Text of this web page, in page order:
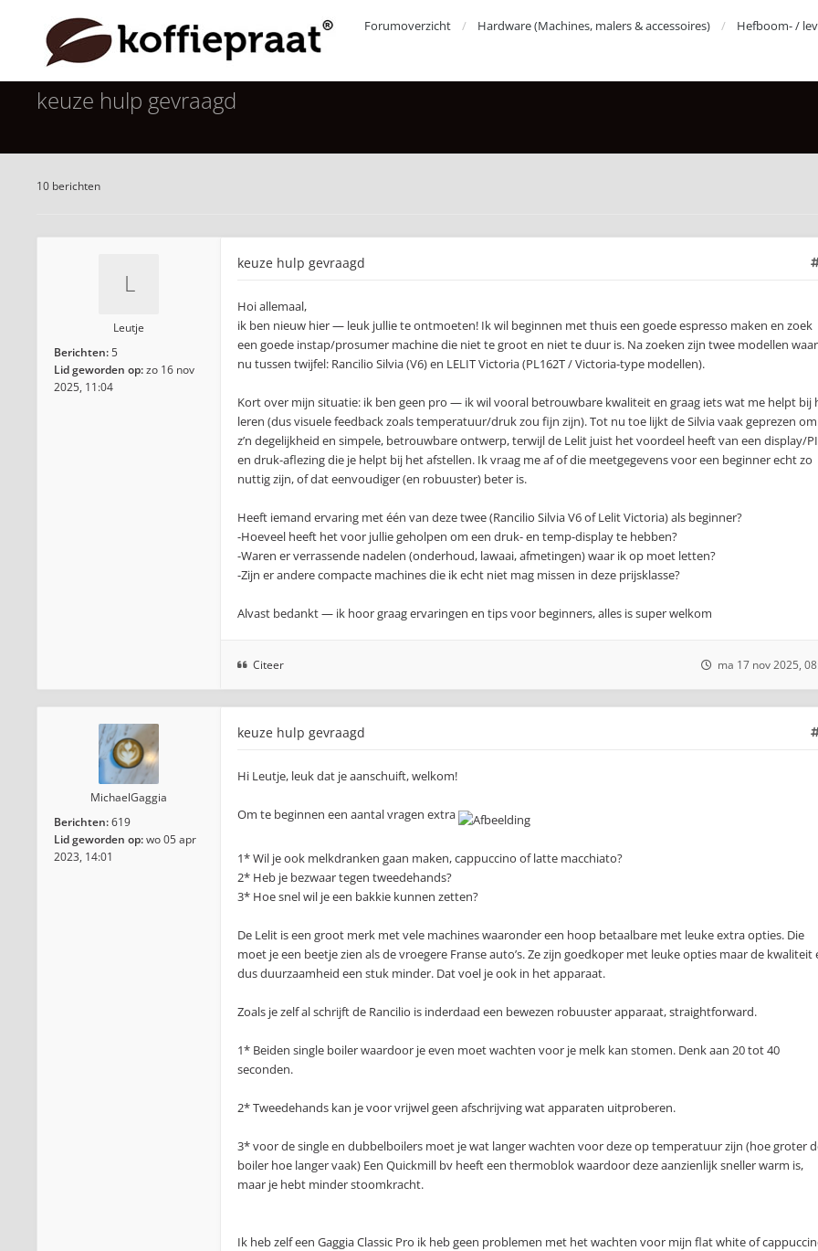
Forumoverzicht Hardware (Machines, malers & accessoires) Hefboom- /
keuze hulp gevraagd
10 berichten
Leutje
Berichten:5
Lid geworden op:zo 16 nov
2025, 11:04
keuze hulp gevraagd
Hoi allemaal,
ik ben nieuw hier — leuk jullie te ontmoeten! Ik wil beginnen met thuis een goede espresso maken en zoek
een goede instap/prosumer machine die niet te groot en niet te duur is. Na zoeken zijn twee modellen
nu tussen twijfel: Rancilio Silvia (V6) en LELIT Victoria (PL162T / Victoria-type modellen).
Kort over mijn situatie: ik ben geen pro — ik wil vooral betrouwbare kwaliteit en graag iets wat me helpt bij
leren (dus visuele feedback zoals temperatuur/druk zou fijn zijn). Tot nu toe lijkt de Silvia vaak geprezen om
z’n degelijkheid en simpele, betrouwbare ontwerp, terwijl de Lelit juist het voordeel heeft van een display/
en druk-aflezing die je helpt bij het afstellen. Ik vraag me af of die meetgegevens voor een beginner echt zo
nuttig zijn, of dat eenvoudiger (en robuuster) beter is.
Heeft iemand ervaring met één van deze twee (Rancilio Silvia V6 of Lelit Victoria) als beginner?
-Hoeveel heeft het voor jullie geholpen om een druk- en temp-display te hebben?
-Waren er verrassende nadelen (onderhoud, lawaai, afmetingen) waar ik op moet letten?
-Zijn er andere compacte machines die ik echt niet mag missen in deze prijsklasse?
Alvast bedankt — ik hoor graag ervaringen en tips voor beginners, alles is super welkom
Citeer ma 17 nov 2025,
MichaelGaggia
Berichten:619
Lid geworden op:wo 05 apr
2023, 14:01
keuze hulp gevraagd
Hi Leutje, leuk dat je aanschuift, welkom!
Om te beginnen een aantal vragen extra
1* Wil je ook melkdranken gaan maken, cappuccino of latte macchiato?
2* Heb je bezwaar tegen tweedehands?
3* Hoe snel wil je een bakkie kunnen zetten?
De Lelit is een groot merk met vele machines waaronder een hoop betaalbare met leuke extra opties. Die
moet je een beetje zien als de vroegere Franse auto’s. Ze zijn goedkoper met leuke opties maar de kwaliteit
dus duurzaamheid een stuk minder. Dat voel je ook in het apparaat.
Zoals je zelf al schrijft de Rancilio is inderdaad een bewezen robuuster apparaat, straightforward.
1* Beiden single boiler waardoor je even moet wachten voor je melk kan stomen. Denk aan 20 tot 40
seconden.
2* Tweedehands kan je voor vrijwel geen afschrijving wat apparaten uitproberen.
3* voor de single en dubbelboilers moet je wat langer wachten voor deze op temperatuur zijn (hoe groter
boiler hoe langer vaak) Een Quickmill bv heeft een thermoblok waardoor deze aanzienlijk sneller warm is,
maar je hebt minder stoomkracht.
Ik heb zelf een Gaggia Classic Pro ik heb geen problemen met het wachten voor mijn flat white of